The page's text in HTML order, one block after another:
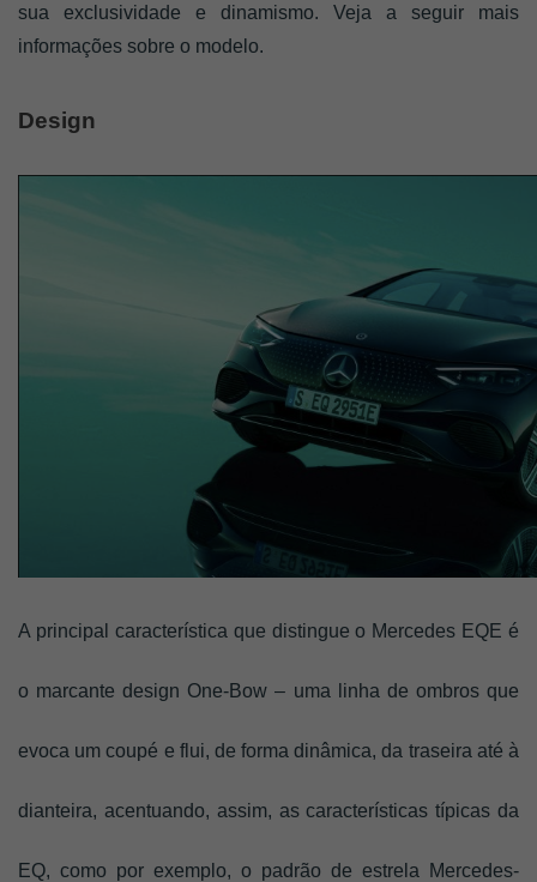
sua exclusividade e dinamismo. Veja a seguir mais
informações sobre o modelo.
Design
A principal característica que distingue o Mercedes EQE é
o marcante design One-Bow – uma linha de ombros que
evoca um coupé e flui, de forma dinâmica, da traseira até à
dianteira, acentuando, assim, as características típicas da
EQ, como por exemplo, o padrão de estrela Mercedes-